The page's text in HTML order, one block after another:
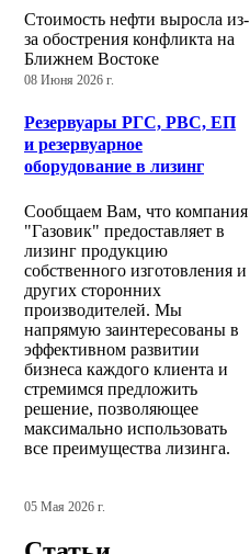
Стоимость нефти выросла из-
за обострения конфликта на
Ближнем Востоке
08 Июня 2026 г.
Резервуары РГС, РВС, ЕП
и резервуарное
оборудование в лизинг
Сообщаем Вам, что компания
"Газовик" предоставляет в
лизинг продукцию
собственного изготовления и
других сторонних
производителей. Мы
напрямую заинтересованы в
эффективном развитии
бизнеса каждого клиента и
стремимся предложить
решение, позволяющее
максимально использовать
все преимущества лизинга.
05 Мая 2026 г.